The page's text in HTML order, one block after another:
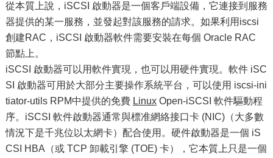
從本質上說，iSCSI 啟動器是一個客戶端設備，它連接到服務
器提供的某一服務，並發起對該服務的請求。如果利用iscsi
創建RAC，iSCSI 啟動器軟件需要安裝在每個 Oracle RAC
節點上。
iSCSI 啟動器可以用軟件實現，也可以用硬件實現。軟件 iSC
SI 啟動器可用於大部分主要操作系統平台，可以使用 iscsi-ini
tiator-utils RPM中提供的免費 LinuxOpen-iSCSI 軟件驅動程
序。iSCSI 軟件啟動器通常與標准網絡接口卡 (NIC)（大多數
情況下是千兆位以太網卡）配合使用。硬件啟動器是一個 iS
CSI HBA（或 TCP 卸載引擎 (TOE) 卡），它本質上只是一個